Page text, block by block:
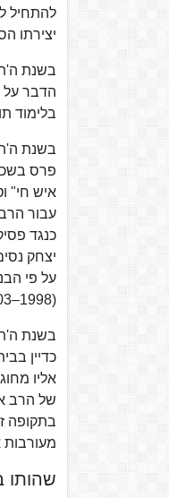
להתחיל
יצירתו
הדבר על
בלימוד
פרס
איש חי"
עבור
כנגד
יצחק
על פי
(1998–2003) בסדרת הספרים "הליכות עולם".
כדיין
של הרב
בתקופה
מעורבות
שהותו